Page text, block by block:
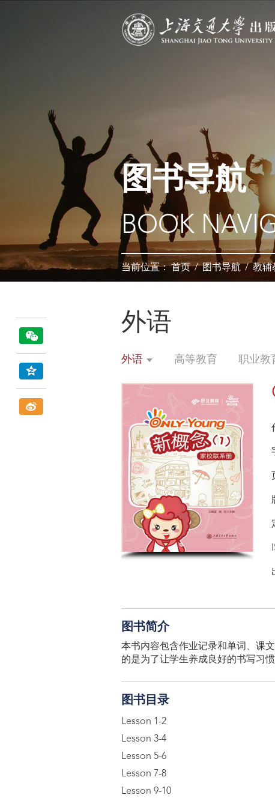
图书导航
BOOK
当前位置：首页/图书导航 / 教辅
外语
外语 高等教育 职业教
图书简介
本书内容包含作业记录和单词、课
的是为了让学生养成良好的书写习
图书目录
Lesson 1-2
Lesson 3-4
Lesson 5-6
Lesson 7-8
Lesson 9-10